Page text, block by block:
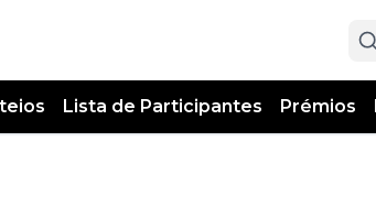
Lista de Participantes Prémios